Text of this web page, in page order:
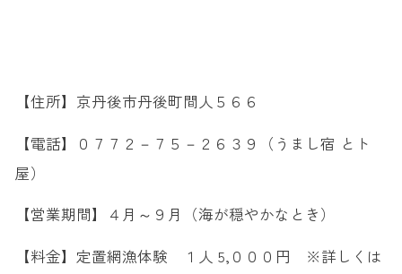
【住所】京丹後市丹後町間人５６６
【電話】０７７２－７５－２６３９（うまし宿 とト
屋）
【営業期間】４月～９月（海が穏やかなとき）
【料金】定置網漁体験 １人 5,０００円 ※詳しくは